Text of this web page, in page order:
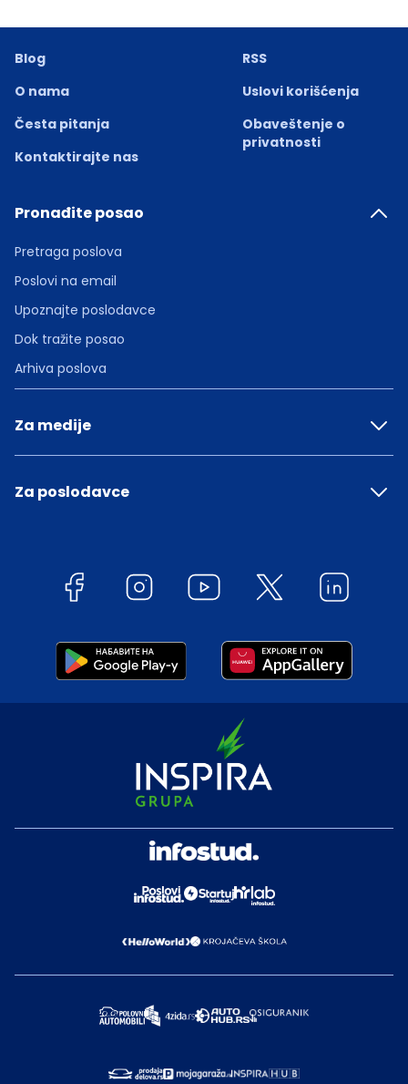
Blog
O nama
Česta pitanja
Kontaktirajte nas
RSS
Uslovi korišćenja
Obaveštenje o
privatnosti
Pronađite posao
Pretraga poslova
Poslovi na email
Upoznajte poslodavce
Dok tražite posao
Arhiva poslova
Za medije
Za poslodavce